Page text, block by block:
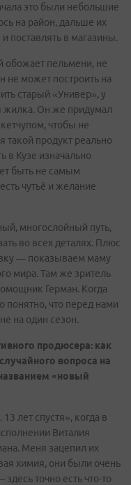
это были небольшие
на район, дальше их
поставлять в магазины.
обожает пельмени, не
не может построить на
старый «Универ», у
жилка. Он же придумал
чтобы не
такой продукт реально
в Кузе изначально
быть не самым
чутьё и желание
многослойный путь,
во всех деталях. Плюс
— показываем маму
мира. Там же зритель
Герман. Когда
понятно, что перед нами
на один сезон.
продюсера: как
вопроса на
«новый
лет спустя», когда в
Виталия
Меня зацепил их
химия, они были очень
точно есть что-то